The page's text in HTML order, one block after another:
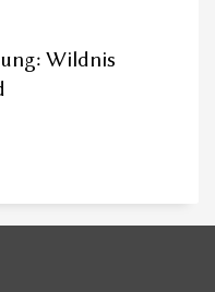
Wildnis